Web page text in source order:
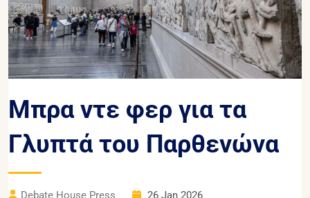
Μπρα ντε φερ για τα
Γλυπτά του Παρθενώνα